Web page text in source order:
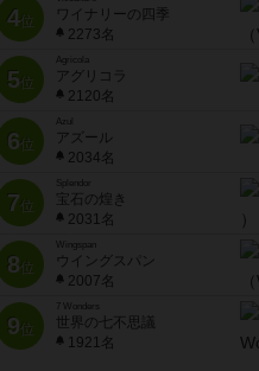
4位
ワイナリーの四季
2273名
5位
Agricola
アグリコラ
2120名
6位
Azul
アズール
2034名
7位
宝石の煌き
2031名
8位
Wingspan
ウイングスパン
2007名
9位
7 Wonders
世界の七不思議
1921名